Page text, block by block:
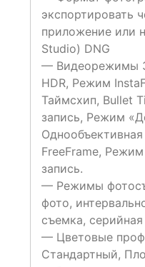
экспортировать
приложение или
Studio) DNG
— Видеорежимы
HDR, Режим
Таймсхип, Bullet
запись, Режим
FreeFrame,
запись.
— Режимы
фото,
съемка,
— Цветовые
Стандартный,